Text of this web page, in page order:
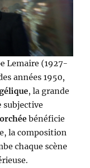
Lemaire (1927-
années 1950,
, la grande
subjective
bénéficie
la composition
chaque scène